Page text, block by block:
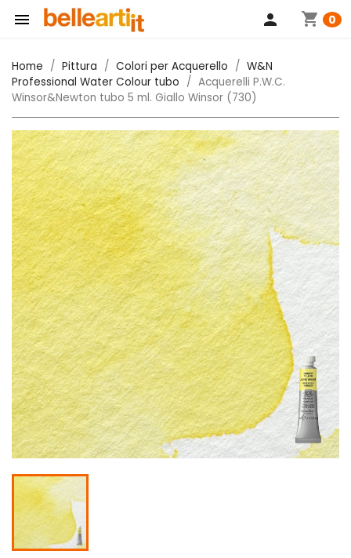
 shopping_cart 0
person
Home Pittura Colori per Acquerello
W&N
Professional Water Colour tubo
Acquerelli P.W.C.
Winsor&Newton tubo 5 ml. Giallo Winsor (730)